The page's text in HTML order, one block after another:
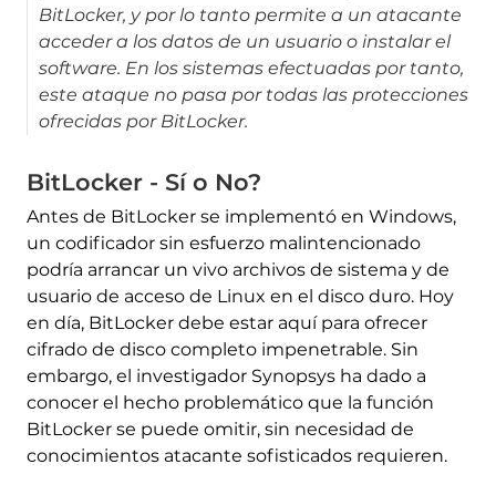
BitLocker, y por lo tanto permite a un atacante
acceder a los datos de un usuario o instalar el
software. En los sistemas efectuadas por tanto,
este ataque no pasa por todas las protecciones
ofrecidas por BitLocker.
BitLocker - Sí o No?
Antes de BitLocker se implementó en Windows,
un codificador sin esfuerzo malintencionado
podría arrancar un vivo archivos de sistema y de
usuario de acceso de Linux en el disco duro. Hoy
en día, BitLocker debe estar aquí para ofrecer
cifrado de disco completo impenetrable. Sin
embargo, el investigador Synopsys ha dado a
conocer el hecho problemático que la función
BitLocker se puede omitir, sin necesidad de
conocimientos atacante sofisticados requieren.